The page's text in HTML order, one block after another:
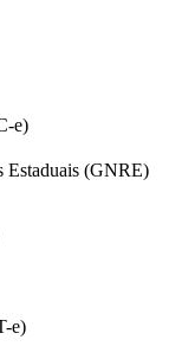
e)
Estaduais (GNRE)
e)